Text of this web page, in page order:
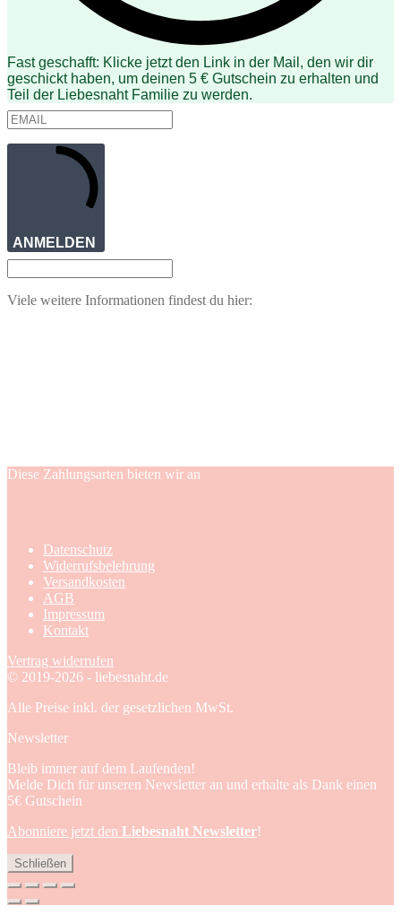
Fast geschafft: Klicke jetzt den Link in der Mail, den wir dir
geschickt haben, um deinen 5 € Gutschein zu erhalten und
Teil der Liebesnaht Familie zu werden.
ANMELDEN
Viele weitere Informationen findest du hier:
Diese Zahlungsarten bieten wir an
Datenschutz
Widerrufsbelehrung
Versandkosten
AGB
Impressum
Kontakt
Vertrag widerrufen
© 2019-2026 - liebesnaht.de
Alle Preise inkl. der gesetzlichen MwSt.
Newsletter
Bleib immer auf dem Laufenden!
Melde Dich für unseren Newsletter an und erhalte als Dank einen
5€ Gutschein
Abonniere jetzt den Liebesnaht Newsletter!
Schließen